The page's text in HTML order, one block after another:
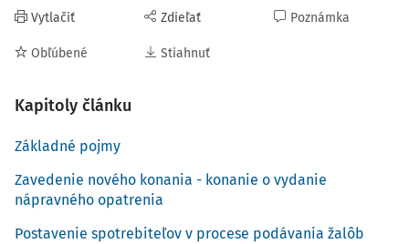
Vytlačiť
Obľúbené
Zdieľať
Stiahnuť
Poznámka
Kapitoly článku
Základné pojmy
Zavedenie nového konania - konanie o vydanie
nápravného opatrenia
Postavenie spotrebiteľov v procese podávania žalôb